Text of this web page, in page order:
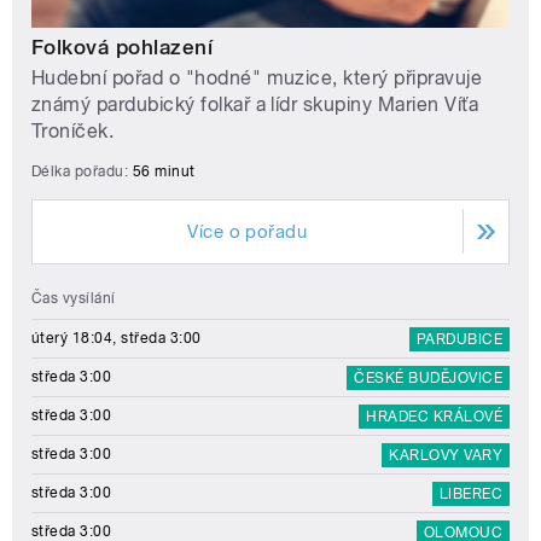
Folková pohlazení
Hudební pořad o "hodné" muzice, který připravuje
známý pardubický folkař a lídr skupiny Marien Víťa
Troníček.
Délka pořadu: 56 minut
Více o pořadu
Čas vysílání
úterý 18:04, středa 3:00 PARDUBICE
středa 3:00 ČESKÉ BUDĚJOVICE
středa 3:00 HRADEC KRÁLOVÉ
středa 3:00 KARLOVY VARY
středa 3:00 LIBEREC
středa 3:00 OLOMOUC